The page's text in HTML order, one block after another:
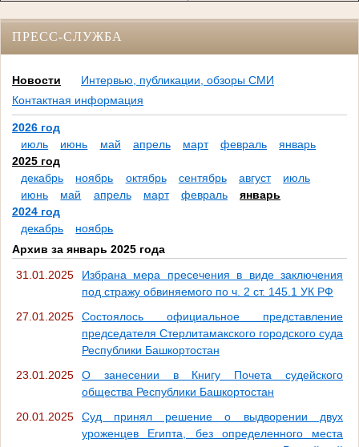
ПРЕСС-СЛУЖБА
Новости
Интервью, публикации, обзоры СМИ
Контактная информация
2026 год
июль
июнь май апрель март февраль
январь
2025 год
декабрь
ноябрь октябрь сентябрь август
июль
июнь
май апрель март февраль
январь
2024 год
декабрь
ноябрь
Архив за январь 2025 года
31.01.2025
Избрана мера пресечения в виде заключения
под стражу обвиняемого по ч. 2 ст. 145.1 УК РФ
27.01.2025
Состоялось официальное представление
председателя Стерлитамакского городского суда
Республики Башкортостан
23.01.2025
О занесении в Книгу Почета судейского
общества Республики Башкортостан
20.01.2025
Суд принял решение о выдворении двух
уроженцев Египта, без определенного места